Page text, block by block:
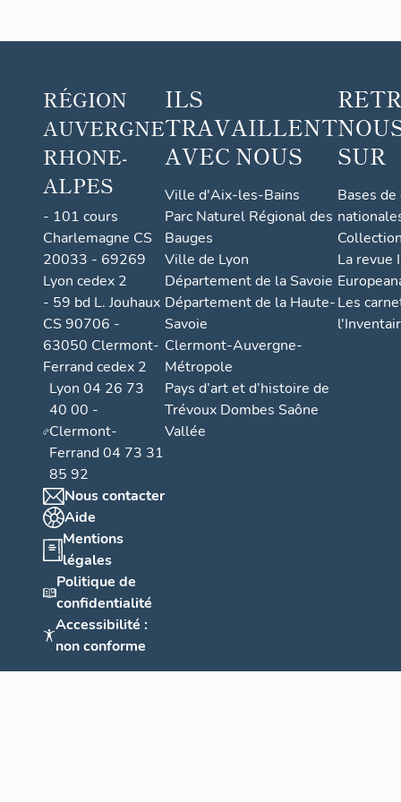
Sail-
sous-
Couz
an
RÉGION
AUVERGNE
RHONE-
ALPES
- 101 cours
Charlemagne CS
20033 - 69269
Lyon cedex 2
- 59 bd L. Jouhaux
CS 90706 -
63050 Clermont-
Ferrand cedex 2
Lyon 04 26 73
40 00 -
Clermont-
Ferrand 04 73 31
85 92
Nous contacter
Aide
Mentions
légales
Politique de
confidentialité
Accessibilité :
non conforme
ILS
TRAVAILLENT
AVEC NOUS
Ville d'Aix-les-Bains
Parc Naturel Régional des
Bauges
Ville de Lyon
Département de la Savoie
Département de la Haute-
Savoie
Clermont-Auvergne-
Métropole
Pays d’art et d’histoire de
Trévoux Dombes Saône
Vallée
SUR
Bases
La revue
Les